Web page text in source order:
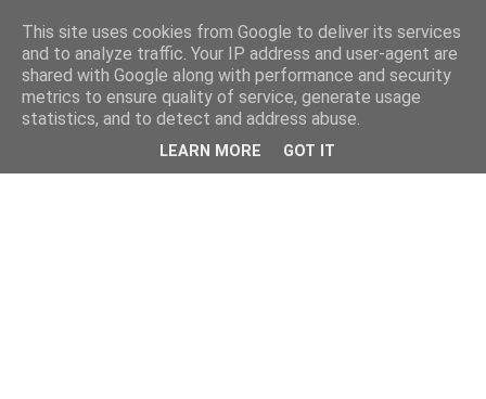
This site uses cookies from Google to deliver its services
and to analyze traffic. Your IP address and user-agent are
shared with Google along with performance and security
metrics to ensure quality of service, generate usage
statistics, and to detect and address abuse.
LEARN MORE GOT IT